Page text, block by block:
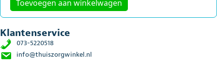
Toevoegen aan winkelwagen
Klantenservice
073-5220518
info@thuiszorgwinkel.nl